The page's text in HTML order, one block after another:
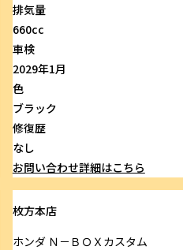
排気量
660cc
車検
2029年1月
色
ブラック
修復歴
なし
お問い合わせ詳細はこちら
枚方本店
ホンダＮ－ＢＯＸカスタム